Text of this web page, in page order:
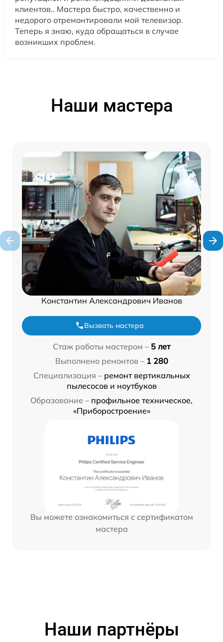
клиентов.. Мастера быстро, качественно и
недорого отремонтировали мой телевизор.
Теперь я знаю, куда обращаться в случае
возникших проблем.
Наши мастера
Константин Александрович Иванов
Вызвать мастера
Стаж работы мастером – 5 лет
Выполнено ремонтов – 1 280
Специализация – ремонт вертикальных
пылесосов и ноутбуков
Образование – профильное техническое,
«Приборостроение»
Вы можете ознакомиться с сертификатом
мастера
Наши партнёры